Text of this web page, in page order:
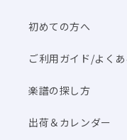
初めての方へ
ご利用ガイド/よく
楽譜の探し方
出荷＆カレンダー